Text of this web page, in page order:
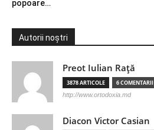
popoare…
Autorii noștri
Preot Iulian Raţă
3878 ARTICOLE 6 COMENTARII
http://www.ortodoxia.md
Diacon Victor Casian